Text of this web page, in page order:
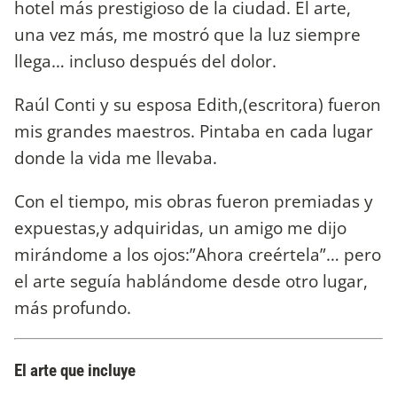
hotel más prestigioso de la ciudad. El arte,
una vez más, me mostró que la luz siempre
llega… incluso después del dolor.
Raúl Conti y su esposa Edith,(escritora) fueron
mis grandes maestros. Pintaba en cada lugar
donde la vida me llevaba.
Con el tiempo, mis obras fueron premiadas y
expuestas,y adquiridas, un amigo me dijo
mirándome a los ojos:”Ahora creértela”… pero
el arte seguía hablándome desde otro lugar,
más profundo.
El arte que incluye